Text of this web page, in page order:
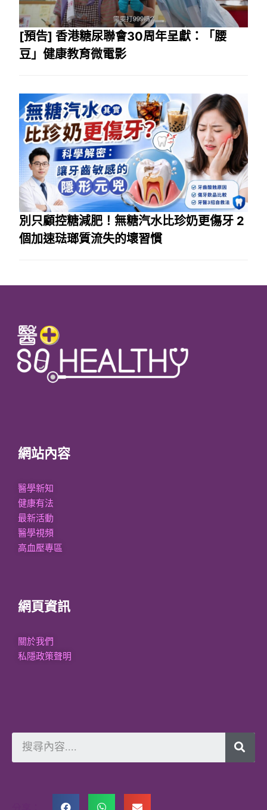
[預告] 香港糖尿聯會30周年呈獻：「腰
豆」健康教育微電影
別只顧控糖減肥！無糖汽水比珍奶更傷牙 2
個加速琺瑯質流失的壞習慣
網站內容
醫學新知
健康有法
最新活動
醫學視頻
高血壓專區
網頁資訊
關於我們
私隱政策聲明